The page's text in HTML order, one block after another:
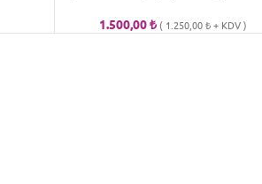
1.500,00₺ ( 1.250,00₺+ KDV )